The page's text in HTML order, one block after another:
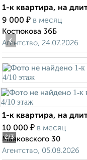
1-к квартира, на
9 000 ₽ в месяц
Костюкова 36Б
Агентство, 24.07.2026
2/3
‹
1-к квартира, на
10 000 ₽ в месяц
Маяковского 30
Агентство, 05.08.2026